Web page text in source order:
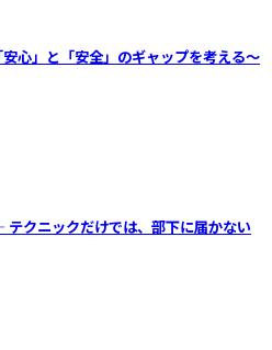
安心」と「安全」のギャップを考える〜
クニックだけでは、部下に届かない